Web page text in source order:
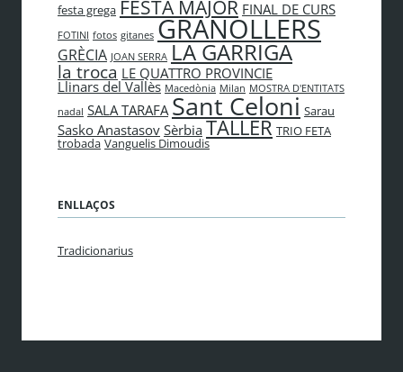
festa grega FESTA MAJOR FINAL DE CURS
FOTINI fotos gitanes GRANOLLERS
GRÈCIA JOAN SERRA LA GARRIGA
la troca LE QUATTRO PROVINCIE
Llinars del Vallès Macedònia Milan MOSTRA D'ENTITATS
nadal SALA TARAFA Sant Celoni Sarau
Sasko Anastasov Sèrbia TALLER TRIO FETA
trobada Vanguelis Dimoudis
ENLLAÇOS
Tradicionarius